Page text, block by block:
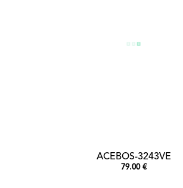
ACEBOS-3243VE
79.00 €